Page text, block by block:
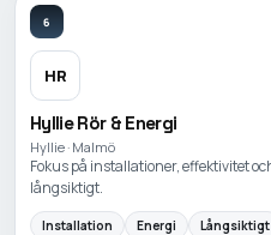
6
HR
Hyllie Rör & Energi
Hyllie · Malmö
Fokus på installationer, effektivitet
långsiktigt.
Installation Energi Långsiktigt